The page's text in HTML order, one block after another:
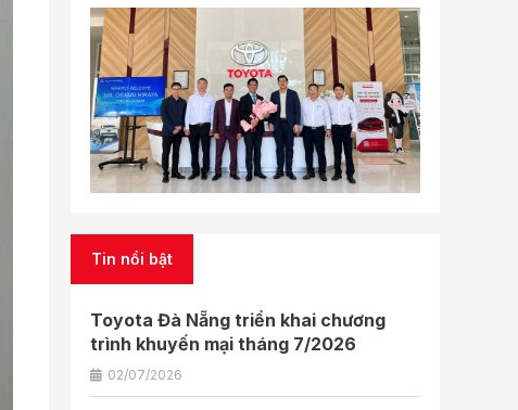
Tin nổi bật
Toyota Đà Nẵng triển khai chương
trình khuyến mại tháng 7/2026
02/07/2026